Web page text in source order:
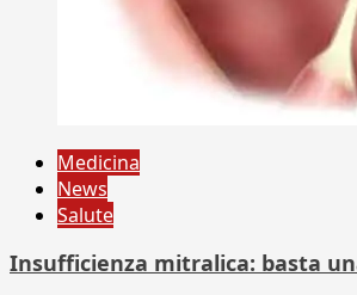
Medicina
News
Salute
Insufficienza mitralica: basta